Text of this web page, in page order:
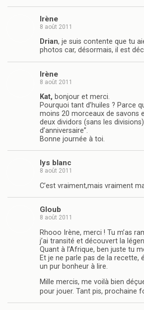
Irène
8 août 2011
Drian, je suis contente que tu
photos car, désormais, il est
Irène
8 août 2011
Kat, bonjour et merci.
Pourquoi tant d’huiles ? Parce
moins 20 morceaux de savons
deux dividors (sans les
d’anniversaire”.
Bonne journée à toi.
lys blanc
8 août 2011
C’est vraiment,mais vraiment
Gloub
8 août 2011
Rhooo Irène, merci ! Tu m’as
j’ai transité et découvert la
Quant à l’Afrique, ben juste tu
Et je ne parle pas de la recette,
un pur bonheur à lire.
Mille mercis, me voilà bien
pour jouer. Tant pis, prochaine